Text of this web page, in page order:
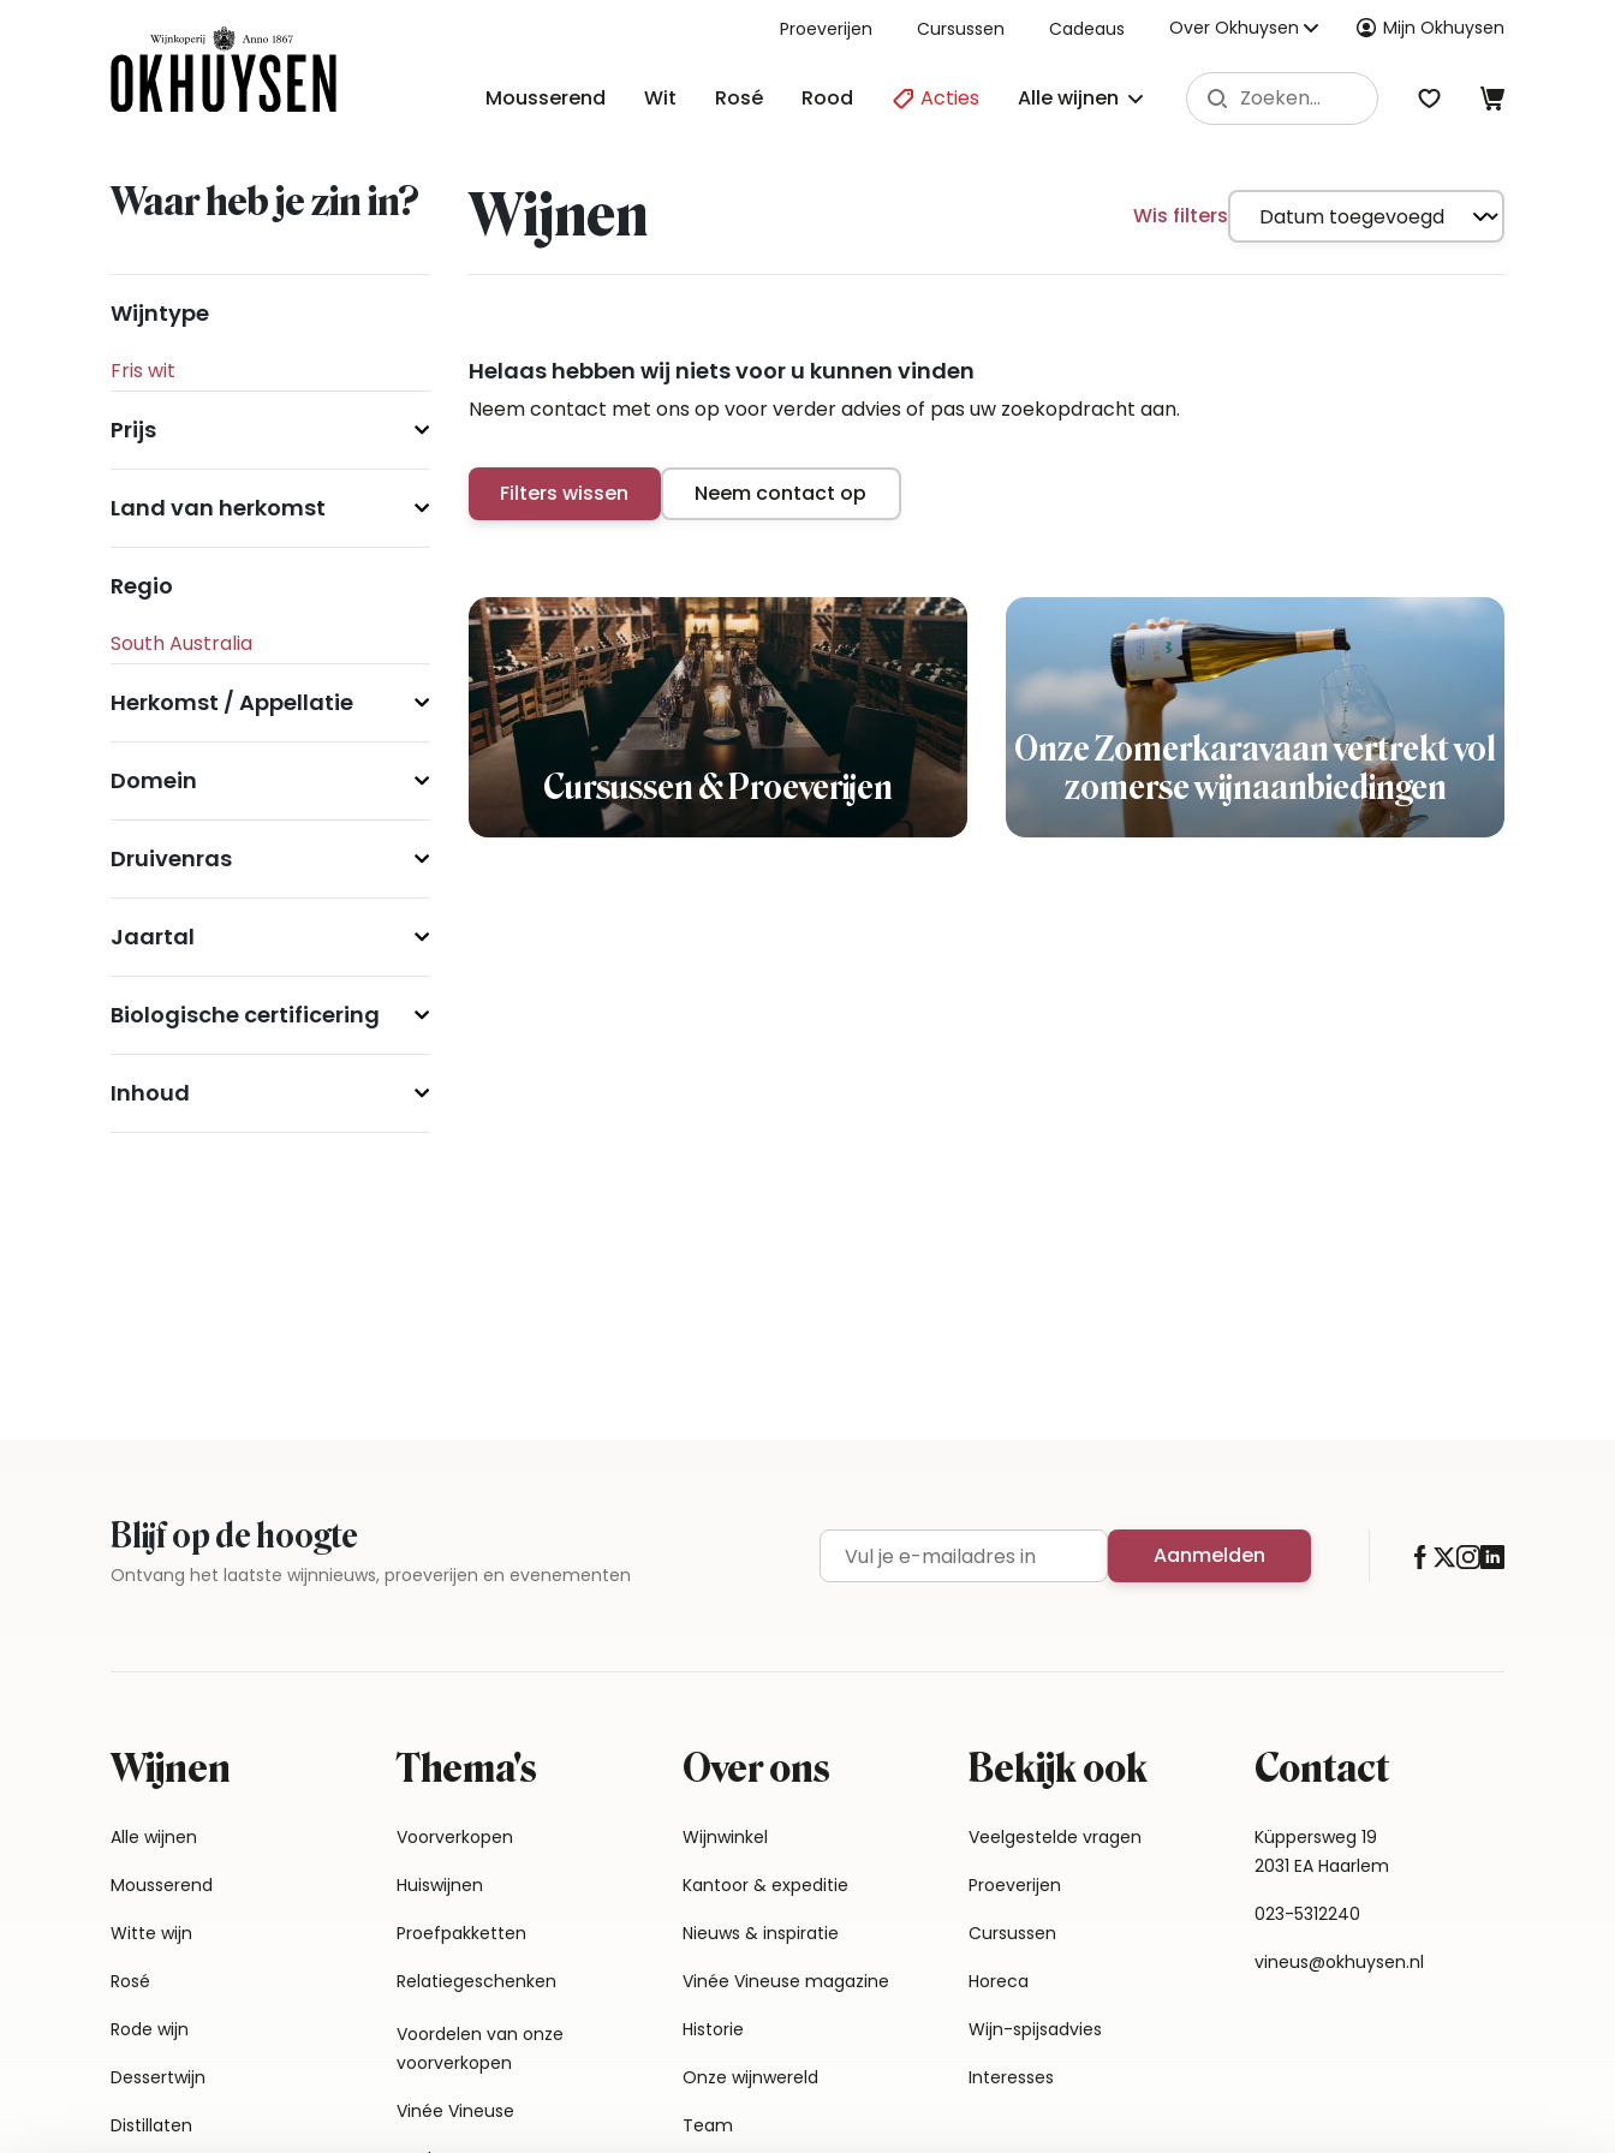
Proeverijen Cursussen Cadeaus Over Okhuysen Mijn Okhuysen
Mousserend Wit Rosé Rood Acties Alle wijnen
Waar heb je zin in? Wijnen Wis filters
Wijntype
Prijs
Land van herkomst
Regio
Herkomst / Appellatie
Domein
Druivenras
Jaartal
Biologische certificering
Inhoud
Helaas hebben wij niets voor u kunnen vinden
Neem contact met ons op voor verder advies of pas uw zoekopdracht aan.
Filters wissen Neem contact op
Cursussen & Proeverijen
Onze Zomerkaravaan vertrekt vol
zomerse wijnaanbiedingen
Blijf op de hoogte
Ontvang het laatste wijnnieuws, proeverijen en evenementen E-mailadres Aanmelden
Wijnen
Alle wijnen
Mousserend
Witte wijn
Rosé
Rode wijn
Dessertwijn
Distillaten
Thema's
Voorverkopen
Huiswijnen
Proefpakketten
Relatiegeschenken
Voordelen van onze
voorverkopen
Vinée Vineuse
Over ons
Wijnwinkel
Kantoor & expeditie
Nieuws & inspiratie
Vinée Vineuse magazine
Historie
Onze wijnwereld
Team
Bekijk ook
Veelgestelde vragen
Proeverijen
Cursussen
Horeca
Wijn-spijsadvies
Interesses
Contact
Küppersweg 19
2031 EA Haarlem
023-5312240
vineus@okhuysen.nl